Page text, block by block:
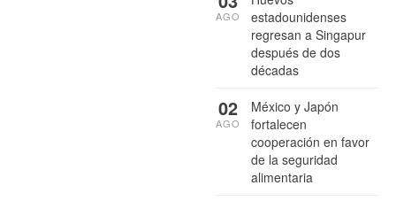
estadounidenses
regresan a Singapur
después de dos
décadas
AGO
México y Japón
fortalecen
cooperación en favor
de la seguridad
alimentaria
02
AGO